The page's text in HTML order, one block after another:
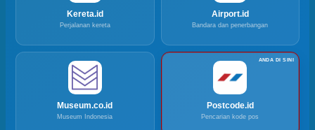
Kereta.id
Perjalanan kereta
Airport.id
Bandara dan penerbangan
Museum.co.id
Museum Indonesia
Postcode.id
Pencarian kode pos